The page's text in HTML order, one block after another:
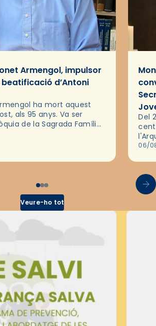
Armengol, impulsor
d’Antoni
ha mort aquest
als 95 anys. Va ser
de la Sagrada Família
Del
les
06/
Veure-ho tot